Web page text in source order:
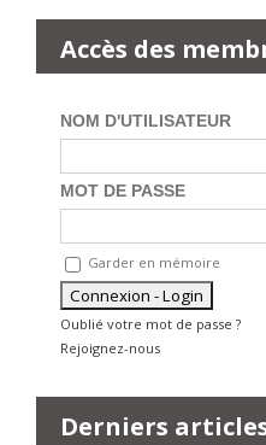
Accès des
NOM D'UTILISATEUR
MOT DE PASSE
Garder en mémoire
Oublié votre mot de passe ?
Rejoignez-nous
Derniers